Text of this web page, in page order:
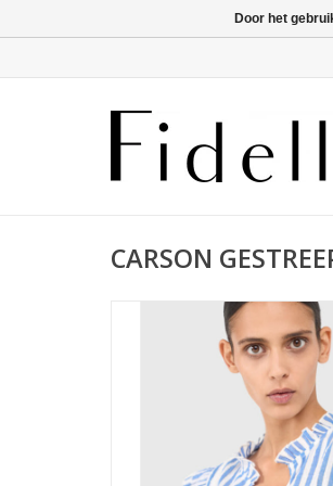
CARSON
Door het